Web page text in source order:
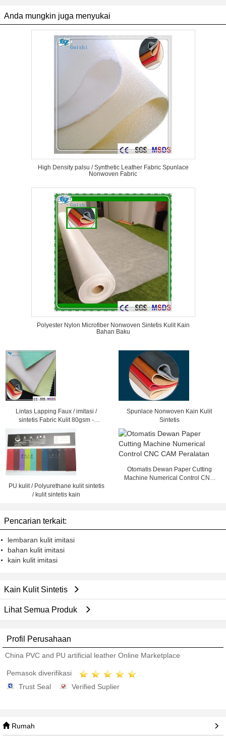
Anda mungkin juga menyukai
High Density palsu / Synthetic Leather Fabric Spunlace
Nonwoven Fabric
Polyester Nylon Microfiber Nonwoven Sintetis Kulit Kain
Bahan Baku
Lintas Lapping Faux / imitasi /
sintetis Fabric Kulit 80gsm -
Spunlace Nonwoven Kain Kulit
Sintetis
PU kulit / Polyurethane kulit sintetis
/ kulit sintetis kain
Otomatis Dewan Paper Cutting
Machine Numerical Control CNC
Pencarian terkait:
lembaran kulit imitasi
bahan kulit imitasi
kain kulit imitasi
Kain Kulit Sintetis
Lihat Semua Produk
Profil Perusahaan
China PVC and PU artificial leather Online Marketplace
Pemasok diverifikasi
Trust Seal
Verified Suplier
Rumah